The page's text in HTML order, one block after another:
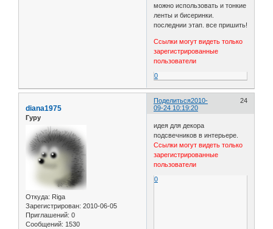
можно использовать и тонкие
ленты и бисеринки.
последнии этап. все пришить!
Ссылки могут видеть только
зарегистрированные
пользователи
0
Поделиться 24
2010-
09-24 10:19:20
diana1975
Гуру
Откуда: Riga
Зарегистрирован: 2010-06-05
Приглашений: 0
Сообщений: 1530
идея для декора
подсвечников в интерьере.
Ссылки могут видеть только
зарегистрированные
пользователи
0